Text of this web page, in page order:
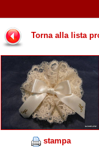
Torna alla lista
stampa